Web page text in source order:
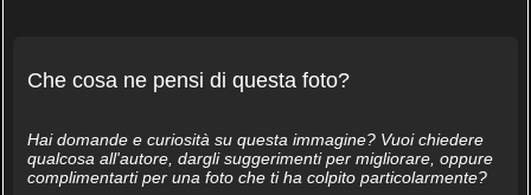
Che cosa ne pensi di questa foto?
Hai domande e curiosità su questa immagine? Vuoi chiedere
qualcosa all'autore, dargli suggerimenti per migliorare, oppure
complimentarti per una foto che ti ha colpito particolarmente?